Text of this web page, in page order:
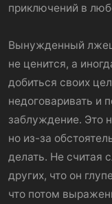
приключений в
Вынужденный
не ценится, а
добиться своих
недоговаривать и
заблуждение. Это
но из-за
делать. Не считая
других, что он
что потом